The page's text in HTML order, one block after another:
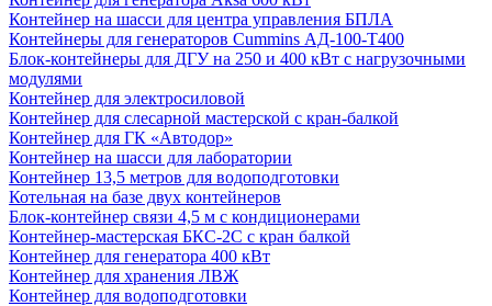
Контейнер на шасси для центра управления БПЛА
Контейнеры для генераторов Cummins АД-100-Т400
Блок-контейнеры для ДГУ на 250 и 400 кВт с нагрузочными
модулями
Контейнер для электросиловой
Контейнер для слесарной мастерской с кран-балкой
Контейнер для ГК «Автодор»
Контейнер на шасси для лаборатории
Контейнер 13,5 метров для водоподготовки
Котельная на базе двух контейнеров
Блок-контейнер связи 4,5 м с кондиционерами
Контейнер-мастерская БКС-2С с кран балкой
Контейнер для генератора 400 кВт
Контейнер для хранения ЛВЖ
Контейнер для водоподготовки